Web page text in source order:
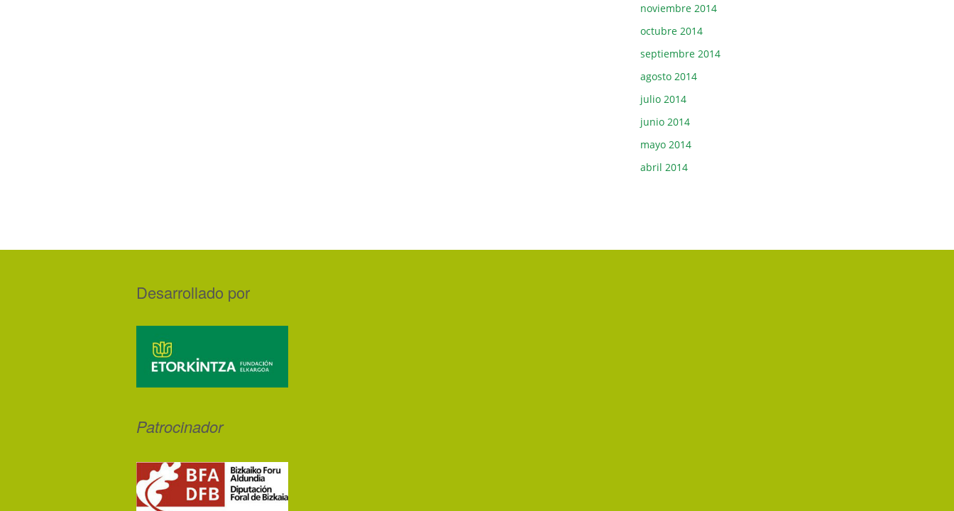
noviembre 2014
octubre 2014
septiembre 2014
agosto 2014
julio 2014
junio 2014
mayo 2014
abril 2014
Desarrollado por
Patrocinador